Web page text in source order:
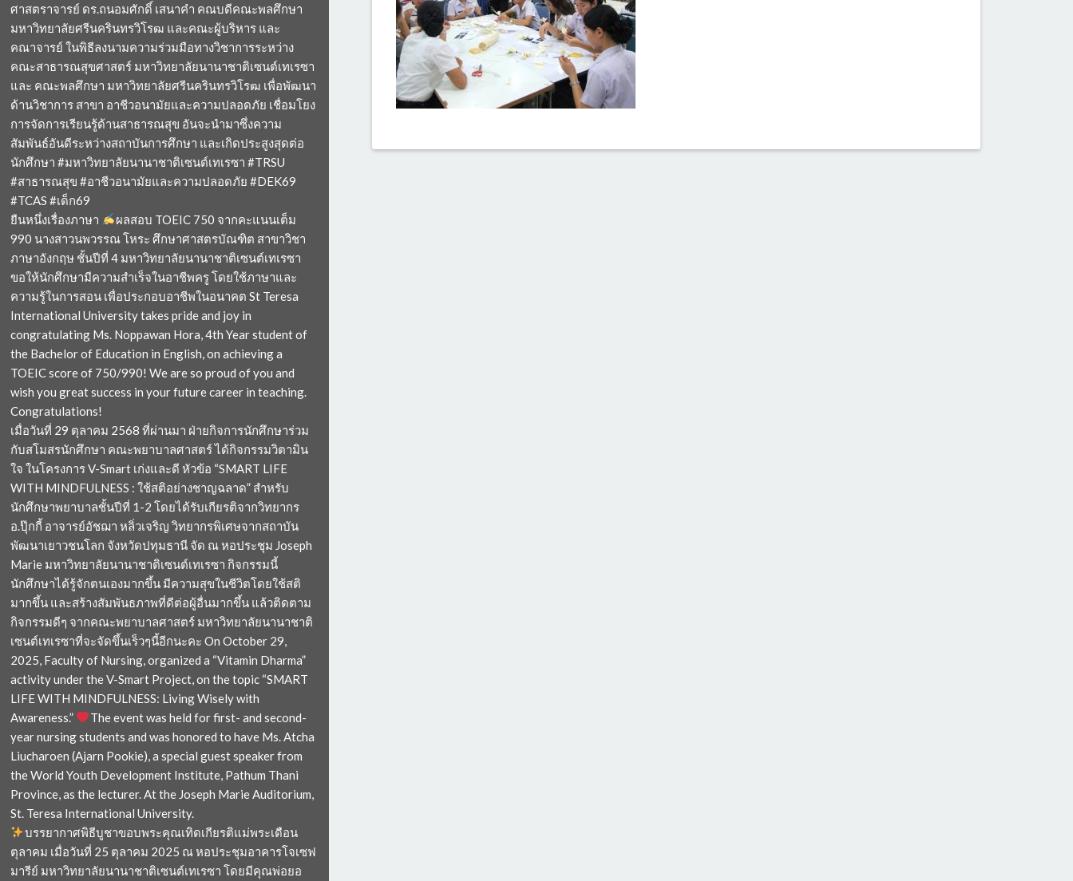
ศาสตราจารย์ ดร.ถนอมศักดิ์ เสนาคำ คณบดีคณะพลศึกษา
มหาวิทยาลัยศรีนครินทรวิโรฒ และคณะผู้บริหาร และ
คณาจารย์ ในพิธีลงนามความร่วมมือทางวิชาการระหว่าง
คณะสาธารณสุขศาสตร์ มหาวิทยาลัยนานาชาติเซนต์เทเรซา
และ คณะพลศึกษา มหาวิทยาลัยศรีนครินทรวิโรฒ เพื่อพัฒนา
ด้านวิชาการ สาขา อาชีวอนามัยและความปลอดภัย เชื่อมโยง
การจัดการเรียนรู้ด้านสาธารณสุข อันจะนำมาซึ่งความ
สัมพันธ์อันดีระหว่างสถาบันการศึกษา และเกิดประสูงสุดต่อ
นักศึกษา #มหาวิทยาลัยนานาชาติเซนต์เทเรซา #TRSU
#สาธารณสุข #อาชีวอนามัยและความปลอดภัย #DEK69
#TCAS #เด็ก69
ยืนหนึ่งเรื่องภาษา
ผลสอบ TOEIC 750 จากคะแนนเต็ม
990 นางสาวนพวรรณ โหระ ศึกษาศาสตรบัณฑิต สาขาวิชา
ภาษาอังกฤษ ชั้นปีที่ 4 มหาวิทยาลัยนานาชาติเซนต์เทเรซา
ขอให้นักศึกษามีความสำเร็จในอาชีพครู โดยใช้ภาษาและ
ความรู้ในการสอน เพื่อประกอบอาชีพในอนาคต St Teresa
International University takes pride and joy in
congratulating Ms. Noppawan Hora, 4th Year student of
the Bachelor of Education in English, on achieving a
TOEIC score of 750/990! We are so proud of you and
wish you great success in your future career in teaching.
Congratulations!
เมื่อวันที่ 29 ตุลาคม 2568 ที่ผ่านมา ฝ่ายกิจการนักศึกษาร่วม
กับสโมสรนักศึกษา คณะพยาบาลศาสตร์ ได้กิจกรรมวิตามิน
ใจ ในโครงการ V-Smart เก่งและดี หัวข้อ “SMART LIFE
WITH MINDFULNESS : ใช้สติอย่างชาญฉลาด” สำหรับ
นักศึกษาพยาบาลชั้นปีที่ 1-2 โดยได้รับเกียรติจากวิทยากร
อ.ปุ๊กกี้ อาจารย์อัชฌา หลิ่วเจริญ วิทยากรพิเศษจากสถาบัน
พัฒนาเยาวชนโลก จังหวัดปทุมธานี จัด ณ หอประชุม Joseph
Marie มหาวิทยาลัยนานาชาติเซนต์เทเรซา กิจกรรมนี้
นักศึกษาได้รู้จักตนเองมากขึ้น มีความสุขในชีวิตโดยใช้สติ
มากขึ้น และสร้างสัมพันธภาพที่ดีต่อผู้อื่นมากขึ้น แล้วติดตาม
กิจกรรมดีๆ จากคณะพยาบาลศาสตร์ มหาวิทยาลัยนานาชาติ
เซนต์เทเรซาที่จะจัดขึ้นเร็วๆนี้อีกนะคะ On October 29,
2025, Faculty of Nursing, organized a “Vitamin Dharma”
activity under the V-Smart Project, on the topic “SMART
LIFE WITH MINDFULNESS: Living Wisely with
Awareness.”
The event was held for first- and second-
year nursing students and was honored to have Ms. Atcha
Liucharoen (Ajarn Pookie), a special guest speaker from
the World Youth Development Institute, Pathum Thani
Province, as the lecturer. At the Joseph Marie Auditorium,
St. Teresa International University.
บรรยากาศพิธีบูชาขอบพระคุณเทิดเกียรติแม่พระเดือน
ตุลาคม เมื่อวันที่ 25 ตุลาคม 2025 ณ หอประชุมอาคารโจเซฟ
มารีย์ มหาวิทยาลัยนานาชาติเซนต์เทเรซา โดยมีคุณพ่อยอ